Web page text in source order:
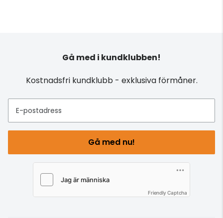
Gå med i kundklubben!
Kostnadsfri kundklubb - exklusiva förmåner.
E-postadress
Gå med nu!
Friendly Captcha